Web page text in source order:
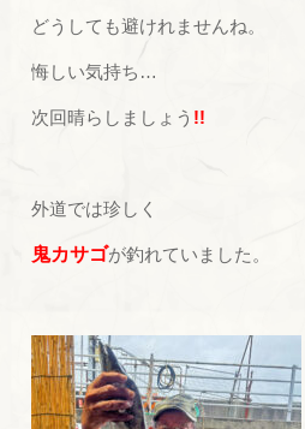
どうしても避けれませんね。
悔しい気持ち…
次回晴らしましょう !!
外道では珍しく
鬼カサゴが釣れていました。